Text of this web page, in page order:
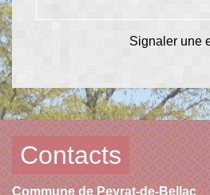
Signaler une
Contacts
Commune de Peyrat-de-Bellac